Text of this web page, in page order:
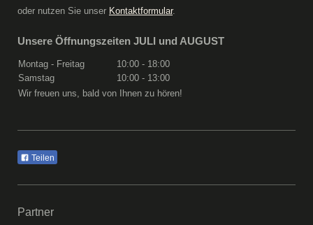
oder nutzen Sie unser Kontaktformular.
Unsere Öffnungszeiten JULI und AUGUST
Montag - Freitag 10:00 - 18:00
Samstag
10:00 - 13:00
Wir freuen uns, bald von Ihnen zu hören!
Teilen
Partner